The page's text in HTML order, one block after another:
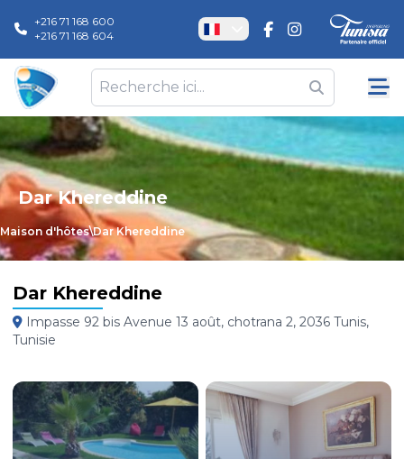
+216 71 168 600
+216 71 168 604
Dar Khereddine
Maison d'hôtes\Dar Khereddine
Dar Khereddine
Impasse 92 bis Avenue 13 août, chotrana 2, 2036 Tunis,
Tunisie